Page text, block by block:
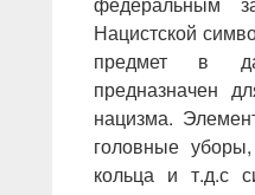
Нацистской
предмет в
предназначен
нацизма.
головные
кольца и т.д.с